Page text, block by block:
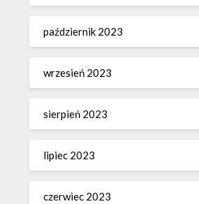
październik 2023
wrzesień 2023
sierpień 2023
lipiec 2023
czerwiec 2023